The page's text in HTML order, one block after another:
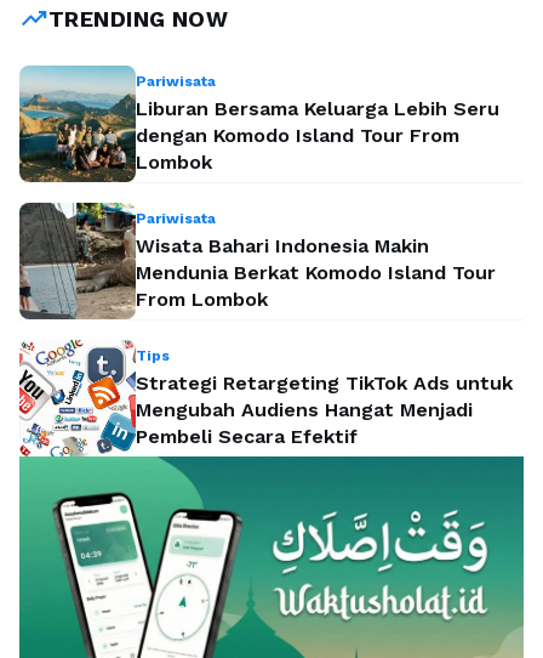
tingkat pengangguran dan keterbatasan …
trending_upTRENDING NOW
Pariwisata
Liburan Bersama Keluarga Lebih Seru
dengan Komodo Island Tour From
Lombok
Pariwisata
Wisata Bahari Indonesia Makin
Mendunia Berkat Komodo Island Tour
From Lombok
Tips
Strategi Retargeting TikTok Ads untuk
Mengubah Audiens Hangat Menjadi
Pembeli Secara Efektif